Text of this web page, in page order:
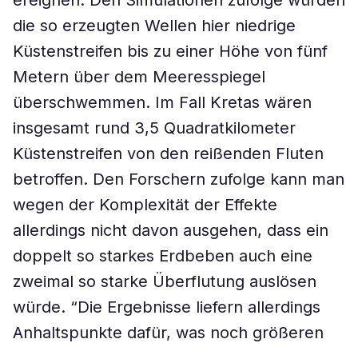
die so erzeugten Wellen hier niedrige
Küstenstreifen bis zu einer Höhe von fünf
Metern über dem Meeresspiegel
überschwemmen. Im Fall Kretas wären
insgesamt rund 3,5 Quadratkilometer
Küstenstreifen von den reißenden Fluten
betroffen. Den Forschern zufolge kann man
wegen der Komplexität der Effekte
allerdings nicht davon ausgehen, dass ein
doppelt so starkes Erdbeben auch eine
zweimal so starke Überflutung auslösen
würde. “Die Ergebnisse liefern allerdings
Anhaltspunkte dafür, was noch größeren